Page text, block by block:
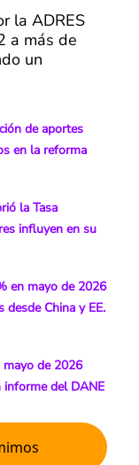
la ADRES
a más de
un
de aportes
en la reforma
la Tasa
influyen en su
en mayo de 2026
China y EE.
mayo de 2026
informe del DANE